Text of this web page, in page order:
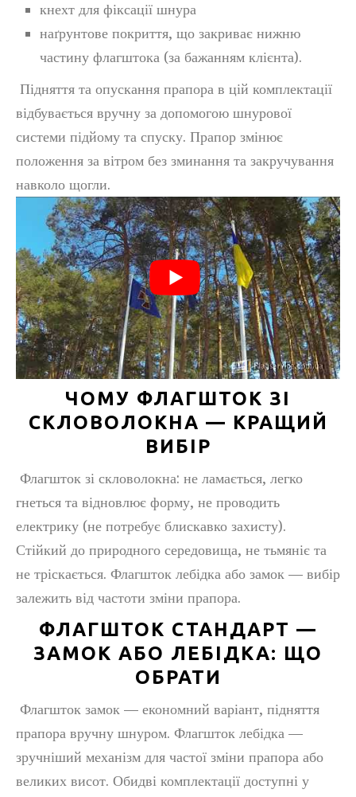
кнехт для фіксації шнура
наґрунтове покриття, що закриває нижню
частину флагштока (за бажанням клієнта).
Підняття та опускання прапора в цій комплектації
відбувається вручну за допомогою шнурової
системи підйому та спуску. Прапор змінює
положення за вітром без зминання та закручування
навколо щогли.
ЧОМУ ФЛАГШТОК ЗІ
СКЛОВОЛОКНА — КРАЩИЙ
ВИБІР
Флагшток зі скловолокна: не ламається, легко
гнеться та відновлює форму, не проводить
електрику (не потребує блискавко захисту).
Стійкий до природного середовища, не тьмяніє та
не тріскається. Флагшток лебідка або замок — вибір
залежить від частоти зміни прапора.
ФЛАГШТОК СТАНДАРТ —
ЗАМОК АБО ЛЕБІДКА: ЩО
ОБРАТИ
Флагшток замок — економний варіант, підняття
прапора вручну шнуром. Флагшток лебідка —
зручніший механізм для частої зміни прапора або
великих висот. Обидві комплектації доступні у